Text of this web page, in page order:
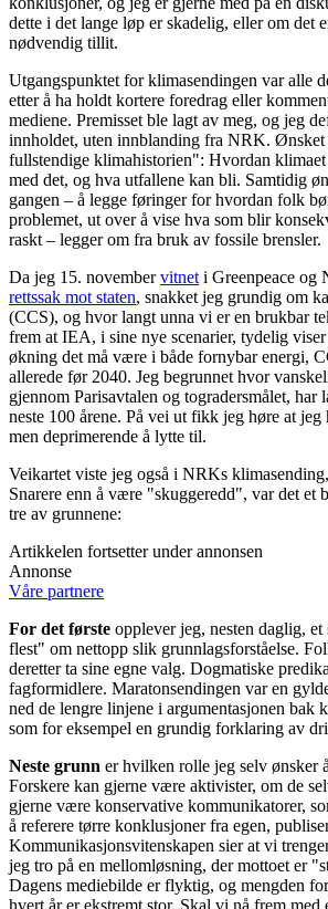
dette i det lange løp er skadelig, eller om det
nødvendig tillit.
Utgangspunktet for klimasendingen var alle
etter å ha holdt kortere foredrag eller
mediene. Premisset ble lagt av meg, og jeg
innholdet, uten innblanding fra NRK. Ønsket
fullstendige klimahistorien": Hvordan
med det, og hva utfallene kan bli. Samtidig
gangen – å legge føringer for hvordan folk
problemet, ut over å vise hva som blir
raskt – legger om fra bruk av fossile brensler.
Da jeg 15. novembervitnet i Greenpeace og
rettssak mot staten, snakket jeg grundig om
(CCS), og hvor langt unna vi er en brukbar
frem at IEA, i sine nye scenarier, tydelig
økning det må være i både fornybar energi,
allerede før 2040. Jeg begrunnet hvor
gjennom Parisavtalen og togradersmålet, har
neste 100 årene. På vei ut fikk jeg høre at jeg
men deprimerende å lytte til.
Veikartet viste jeg også i NRKs
Snarere enn å være "skuggeredd", var det et
tre av grunnene:
Artikkelen fortsetter under annonsen
Annonse
Våre partnere
For det første opplever jeg, nesten daglig,
flest" om nettopp slik grunnlagsforståelse.
deretter ta sine egne valg. Dogmatiske
fagformidlere. Maratonsendingen var en
ned de lengre linjene i argumentasjonen bak
som for eksempel en grundig forklaring av
Neste grunn er hvilken rolle jeg selv ønsker
Forskere kan gjerne være aktivister, om de
gjerne være konservative kommunikatorer,
å referere tørre konklusjoner fra egen,
Kommunikasjonsvitenskapen sier at vi
jeg tro på en mellomløsning, der mottoet er
Dagens mediebilde er flyktig, og mengden
hvert år er ekstremt stor. Skal vi nå frem med